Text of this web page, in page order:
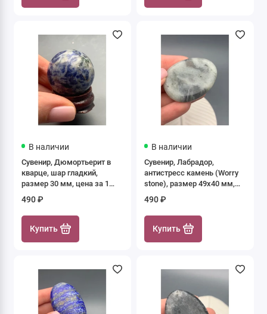
В наличии
Сувенир, Дюмортьерит в
кварце, шар гладкий,
размер 30 мм, цена за 1
490 ₽
Купить
В наличии
Сувенир, Лабрадор,
антистресс камень (Worry
stone), размер 49х40 мм,
шт.
490 ₽
Купить